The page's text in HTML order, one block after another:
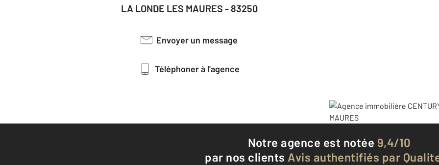
LA LONDE LES MAURES - 83250
Envoyer un message
Téléphoner à l'agence
Notre agence est notée 9,4/10
par nos clients Avis authentifiés par